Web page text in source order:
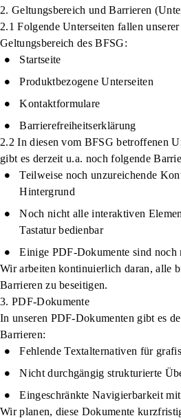
2. Geltungsbereich und Barrieren
2.1 Folgende Unterseiten fallen
Geltungsbereich des BFSG:
Startseite
Produktbezogene Unterseiten
Kontaktformulare
Barrierefreiheitserklärung
2.2 In diesen vom BFSG betroffenen
gibt es derzeit u.a. noch folgende
Teilweise noch unzureichende
Hintergrund
Noch nicht alle interaktiven
Tastatur bedienbar
Einige PDF-Dokumente sind noch
Wir arbeiten kontinuierlich daran, alle
Barrieren zu beseitigen.
3. PDF-Dokumente
In unseren PDF-Dokumenten gibt es
Barrieren:
Fehlende Textalternativen für
Nicht durchgängig strukturierte
Eingeschränkte Navigierbarkeit mit
Wir planen, diese Dokumente